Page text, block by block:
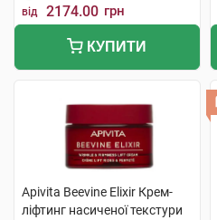
від 2174.00 грн
КУПИТИ
Apivita Beevine Elixir Крем-
ліфтинг насиченої текстури